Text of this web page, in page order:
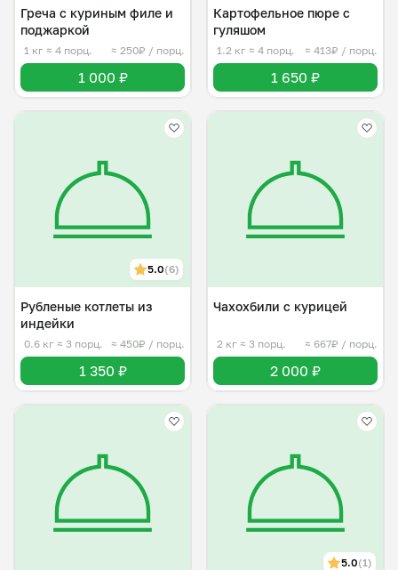
Греча с куриным филе и
поджаркой
1 кг ≈ 4 порц. ≈ 250₽ / порц.
1 000 ₽
Картофельное пюре с
гуляшом
1.2 кг ≈ 4 порц. ≈ 413₽ / порц.
1 650 ₽
5.0(6)
Рубленые котлеты из
индейки
0.6 кг ≈ 3 порц. ≈ 450₽ / порц.
1 350 ₽
Чахохбили с курицей
2 кг ≈ 3 порц. ≈ 667₽ / порц.
2 000 ₽
5.0(1)